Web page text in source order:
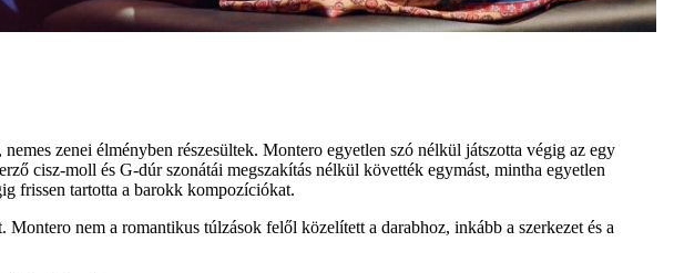
zenei élményben részesültek. Montero egyetlen szó nélkül játszotta végig az egy
cisz-moll és G-dúr szonátái megszakítás nélkül követték egymást, mintha egyetlen
frissen tartotta a barokk kompozíciókat.
nem a romantikus túlzások felől közelített a darabhoz, inkább a szerkezet és a